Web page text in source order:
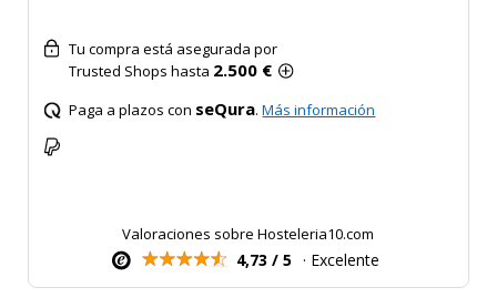
Tu compra está asegurada por
Trusted Shops hasta 2.500 €
Paga a plazos con seQura.Más información
Valoraciones sobre Hosteleria10.com
4,73 / 5 · Excelente